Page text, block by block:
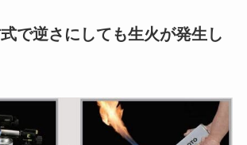
で逆さにしても生火が発生し